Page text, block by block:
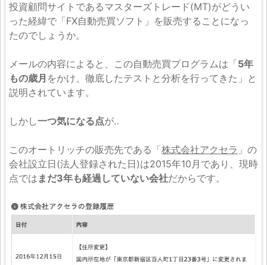
投資顧問サイトであるマスターズトレード(MT)がどうい
った経緯で「FX自動売買ソフト」を販売することになっ
たのでしょうか。
メールの内容によると、この自動売買プログラムは「5年
もの歳月 をかけ、徹底したテストと分析を行ってきた」と
説明されています。
しかし一つ気になる点が‥
このオートリッチの販売先である「株式会社アクセラ 」の
会社設立日(法人登録された日)は2015年10月であり、現時
点では まだ3年も経過していない会社だからです。